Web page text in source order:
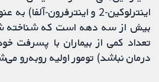
اینترلوکین-2 و اینترفرون-
بیش از سه دهه است که شناخته
تعداد کمی از بیماران با پسرفت
درمان نباشد) تومور اولیه روبه‌رو